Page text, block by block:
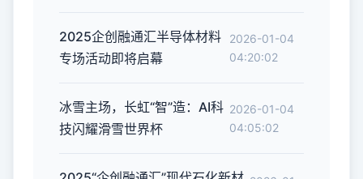
2025企创融通汇半导体材料
专场活动即将启幕
2026-01-04
04:20:02
冰雪主场，长虹“智”造：AI科
技闪耀滑雪世界杯
2026-01-04
04:05:02